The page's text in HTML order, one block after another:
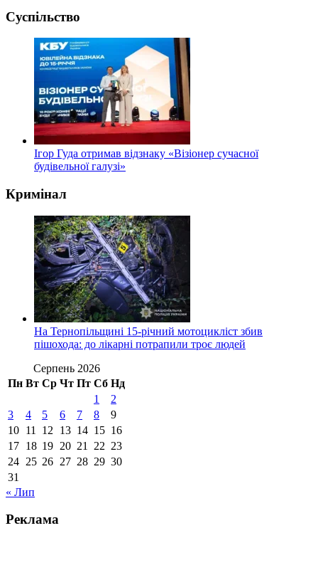
Суспільство
Ігор Гуда отримав відзнаку «Візіонер сучасної
будівельної галузі»
Кримінал
На Тернопільщині 15-річний мотоцикліст збив
пішохода: до лікарні потрапили троє людей
Серпень 2026
Пн Вт Ср Чт Пт Сб Нд
1
2
3
4 5 6 7 8
9
10 11 12 13 14 15 16
17 18 19 20 21 22 23
24 25 26 27 28 29 30
31
« Лип
Реклама